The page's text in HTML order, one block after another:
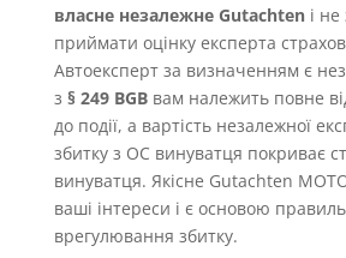
власне незалежне Gutachtenі не
приймати оцінку експерта
Автоексперт за визначенням є
з § 249 BGBвам належить повне
до події, а вартість незалежної
збитку з OC винуватця покриває
винуватця. Якісне Gutachten
ваші інтереси і є основою
врегулювання збитку.